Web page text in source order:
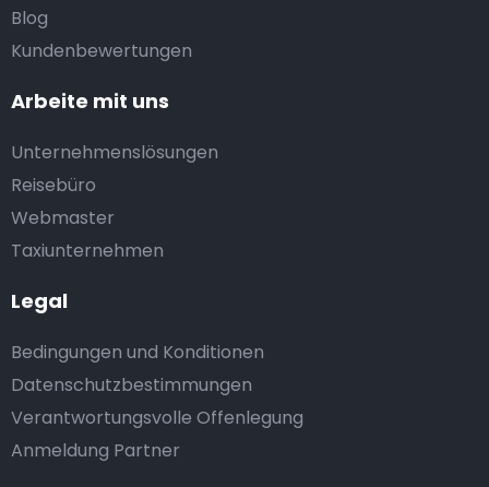
Blog
Kundenbewertungen
Arbeite mit uns
Unternehmenslösungen
Reisebüro
Webmaster
Taxiunternehmen
Legal
Bedingungen und Konditionen
Datenschutzbestimmungen
Verantwortungsvolle Offenlegung
Anmeldung Partner